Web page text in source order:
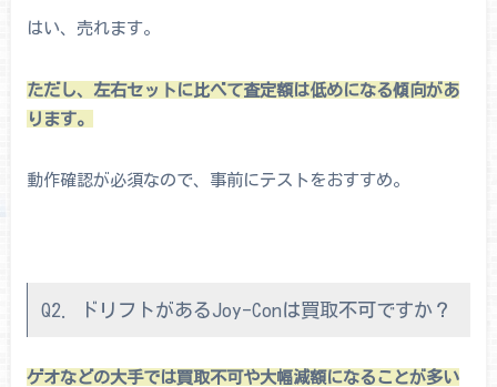
はい、売れます。
ただし、左右セットに比べて査定額は低めになる傾向があ
ります。
動作確認が必須なので、事前にテストをおすすめ。
Q2. ドリフトがあるJoy-Conは買取不可ですか？
ゲオなどの大手では買取不可や大幅減額になることが多い